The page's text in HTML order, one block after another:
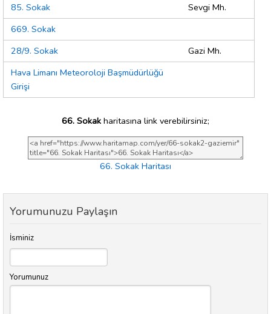
85. Sokak
Sevgi Mh.
669. Sokak
28/9. Sokak
Gazi Mh.
Hava Limanı Meteoroloji Başmüdürlüğü
Girişi
66. Sokak haritasına link verebilirsiniz;
66. Sokak Haritası
Yorumunuzu Paylaşın
İsminiz
Yorumunuz